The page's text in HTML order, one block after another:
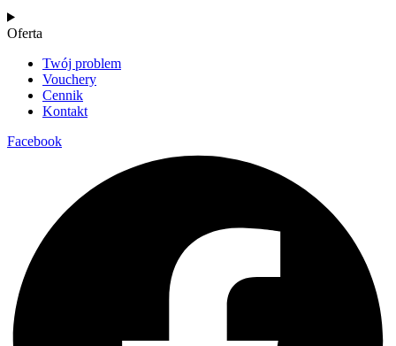
Oferta
Twój problem
Vouchery
Cennik
Kontakt
Facebook